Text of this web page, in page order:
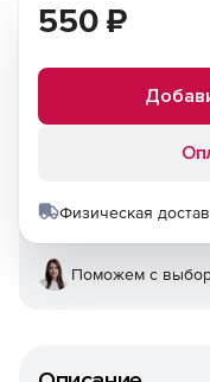
550 ₽
Физическая
Поможем с